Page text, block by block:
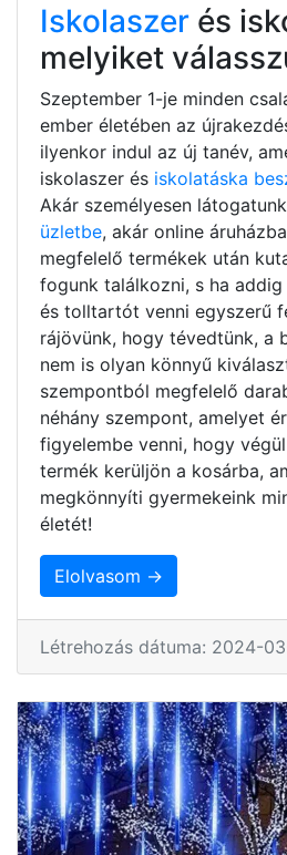
Iskolaszer és
melyiket
Szeptember 1-je minden
ember életében az
ilyenkor indul az új tanév,
iskolaszer és iskolatáska
Akár személyesen
üzletbe, akár online
megfelelő termékek után
fogunk találkozni, s ha
és tolltartót venni egyszerű
rájövünk, hogy tévedtünk, a
nem is olyan könnyű
szempontból megfelelő
néhány szempont, amelyet
figyelembe venni, hogy
termék kerüljön a kosárba,
megkönnyíti gyermekeink
életét!
Elolvasom →
Létrehozás dátuma: 2024-